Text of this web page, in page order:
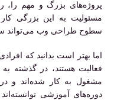
پروژه‌های بزرگ و مهم را،
مسئولیت به این بزرگی
سطوح طراحی وب می‌تواند
اما بهتر است بدانید که
فعالیت هستند، در گذشته
مشغول به کار شده‌اند و
دوره‌های آموزشی